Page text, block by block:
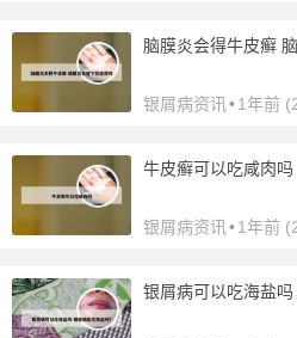
脑膜炎会得牛皮癣
银屑病资讯 •1年前
牛皮癣可以吃咸肉吗
银屑病资讯 •1年前
银屑病可以吃海盐